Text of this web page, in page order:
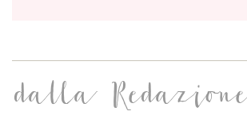
dalla Redazione